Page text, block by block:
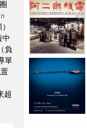
中
負
單
超